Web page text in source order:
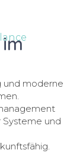
und moderne
und